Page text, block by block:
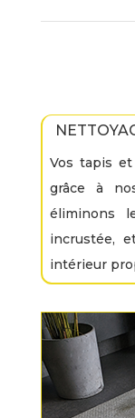
Vos tapis
grâce à
éliminons
incrustée,
intérieur